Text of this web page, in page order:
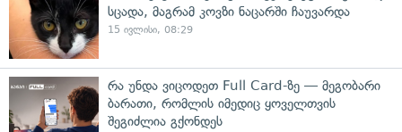
სცადა, მაგრამ კოვზი ნაცარში ჩაუვარდა
15 ივლისი, 08:29
რა უნდა ვიცოდეთ Full Card-ზე — მეგობარი
ბარათი, რომლის იმედიც ყოველთვის
შეგიძლია გქონდეს